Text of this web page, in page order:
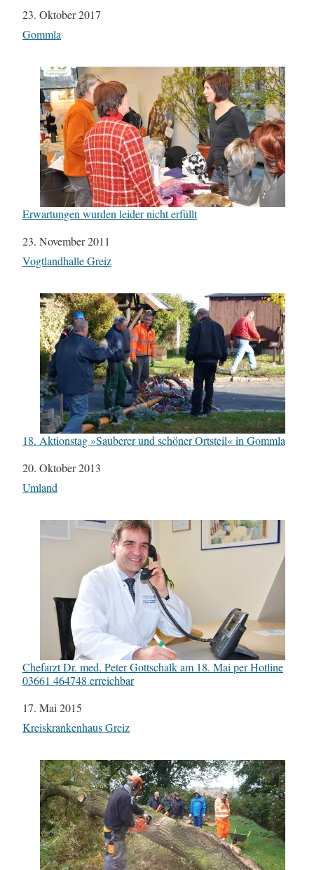
Datum
23. Oktober 2017
In Bezug auf
Gommla
Erwartungen wurden leider nicht erfüllt
Datum
23. November 2011
In Bezug auf
Vogtlandhalle Greiz
18. Aktionstag »Sauberer und schöner Ortsteil« in Gommla
Datum
20. Oktober 2013
In Bezug auf
Umland
Chefarzt Dr. med. Peter Gottschalk am 18. Mai per Hotline
03661 464748 erreichbar
Datum
17. Mai 2015
In Bezug auf
Kreiskrankenhaus Greiz